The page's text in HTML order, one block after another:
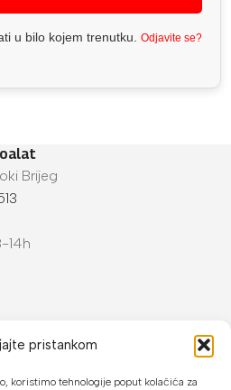
pristankom
koristimo tehnologije poput kolačića za
u bilo kojem trenutku. Odjavite se?
Brijeg
14h